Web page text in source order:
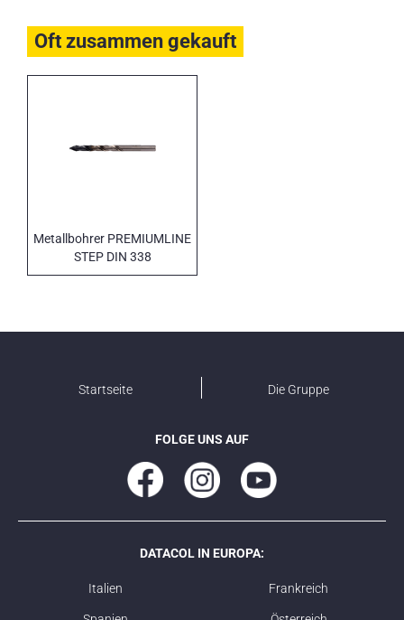
Oft zusammen gekauft
Metallbohrer PREMIUMLINE
STEP DIN 338
Startseite Die Gruppe
FOLGE UNS AUF
DATACOL IN EUROPA:
Italien Frankreich